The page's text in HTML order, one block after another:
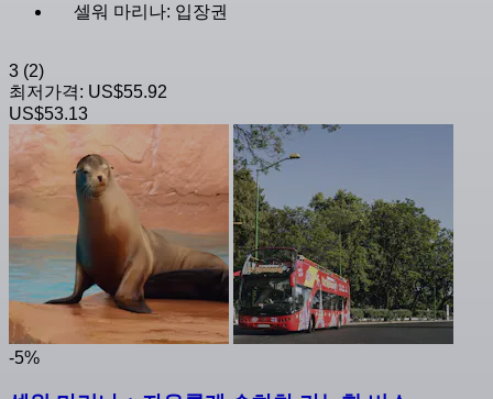
셀워 마리나: 입장권
3 (2)
최저가격: US$55.92
US$53.13
-5%